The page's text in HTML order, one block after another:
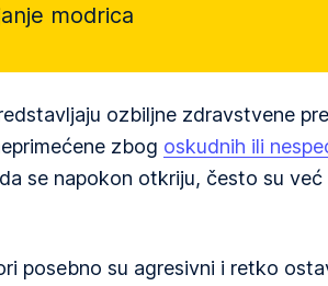
modrica
ozbiljne zdravstvene
zbog oskudnih ili
se napokon otkriju, često su
posebno su agresivni i retko